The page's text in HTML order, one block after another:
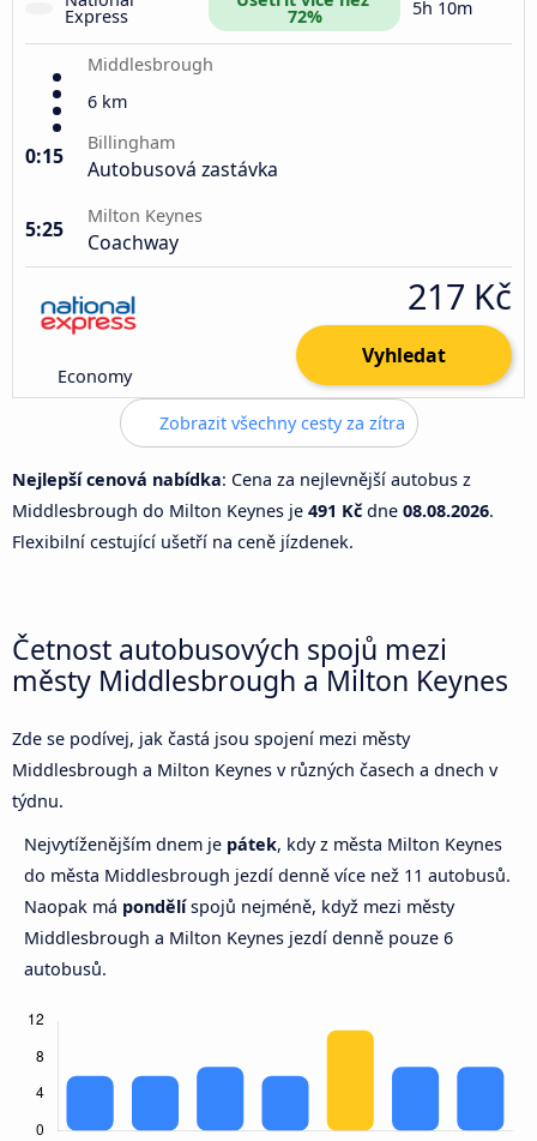
Express 72% 5h 10m
Middlesbrough
6 km
0:15
Billingham
Autobusová zastávka
5:25
Milton Keynes
Coachway
Economy
217 Kč
Vyhledat
Zobrazit všechny cesty za zítra
Nejlepší cenová nabídka: Cena za nejlevnější autobus z
Middlesbrough do Milton Keynes je 491 Kč dne 08.08.2026.
Flexibilní cestující ušetří na ceně jízdenek.
Četnost autobusových spojů mezi
městy Middlesbrough a Milton Keynes
Zde se podívej, jak častá jsou spojení mezi městy
Middlesbrough a Milton Keynes v různých časech a dnech v
týdnu.
Nejvytíženějším dnem je pátek, kdy z města Milton Keynes
do města Middlesbrough jezdí denně více než 11 autobusů.
Naopak má pondělíspojů nejméně, když mezi městy
Middlesbrough a Milton Keynes jezdí denně pouze 6
autobusů.